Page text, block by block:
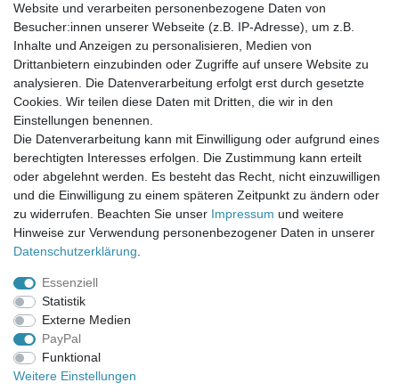
Newsletter-Anmeldung
FAQ / Fragen
Mein Warenkorb
Mein Merkzettel
Mein Konto
UNSER LADENGESCHÄFT
Gottlieb-Daimler-Str. 10
33334 Gütersloh
ÖFFNUNGSZEITEN
Montag - Dienstag: 8.00 - 18.00 Uhr, Mittwoch Ruhetag,
Donnerstag: 8.00 - 18.00 Uhr, Freitag 8.00 - 14.00 Uhr
KUNDENSERVICE
Telefon: (05241) 403 22 38
E-Mail: info@stoffamstueck.de
Alle Preise inklusive gesetzlicher Mehrwertsteuer und
Website und verarbeiten personenbezogene Daten von
Besucher:innen unserer Webseite (z.B. IP-Adresse), um z.B.
Inhalte und Anzeigen zu personalisieren, Medien von
Drittanbietern einzubinden oder Zugriffe auf unsere Website zu
analysieren. Die Datenverarbeitung erfolgt erst durch gesetzte
Cookies. Wir teilen diese Daten mit Dritten, die wir in den
Einstellungen benennen.
Die Datenverarbeitung kann mit Einwilligung oder aufgrund eines
berechtigten Interesses erfolgen. Die Zustimmung kann erteilt
oder abgelehnt werden. Es besteht das Recht, nicht einzuwilligen
und die Einwilligung zu einem späteren Zeitpunkt zu ändern oder
zu widerrufen. Beachten Sie unser Impressum und weitere
Hinweise zur Verwendung personenbezogener Daten in unserer
Daten­schutz­erklärung
Essenziell
Statistik
Externe Medien
PayPal
Funktional
Weitere Einstellungen